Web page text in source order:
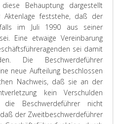
Behauptung dargestellt
feststehe, daß der
im Juli 1990 aus seiner
Eine etwaige Vereinbarung
sei damit
Die Beschwerdeführer
neue Aufteilung beschlossen
Nachweis, daß sie an der
kein Verschulden
Beschwerdeführer nicht
der Zweitbeschwerdeführer